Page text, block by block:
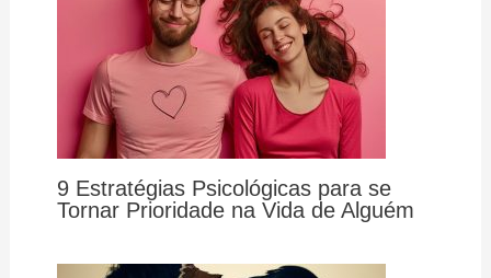
9 Estratégias Psicológicas para se
Tornar Prioridade na Vida de Alguém